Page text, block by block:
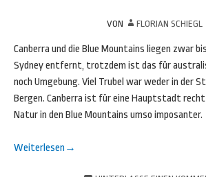
VON FLORIAN SCHIEGL
Canberra und die Blue Mountains liegen zwar
Sydney entfernt, trotzdem ist das für
noch Umgebung. Viel Trubel war weder in der
Bergen. Canberra ist für eine Hauptstadt
Natur in den Blue Mountains umso imposanter.
Weiterlesen →